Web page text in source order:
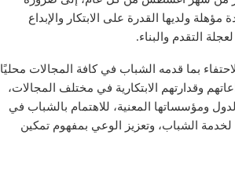
ولديها القدرة على الابتكار والإبداع
التقدم والبناء.
بما قدمه الشباب في كافة المجالات محليًا
وقدارتهم الابتكارية في مختلف المجالات،
ومؤسساتها المعنية، للاهتمام بالشباب في
لخدمة الشباب، وتعزيز الوعي بمفهوم تمكين